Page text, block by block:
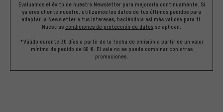
Evaluamos el éxito de nuestra Newsletter para mejorarla continuamente. Si
ya eres cliente nuestro, utilizamos los datos de tus últimos pedidos para
adaptar la Newsletter a tus intereses, haciéndola así más valiosa para ti.
Nuestras condiciones de protección de datos se aplican.
*Válido durante 30 días a partir de la fecha de emisión a partir de un valor
mínimo de pedido de 60 €. El vale no se puede combinar con otras
promociones.